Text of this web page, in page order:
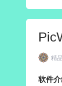
精
软件